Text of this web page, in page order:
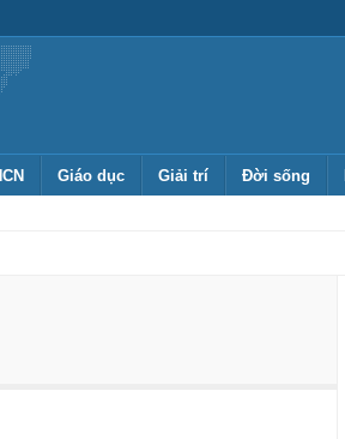
Giáo dục Giải trí Đời sống